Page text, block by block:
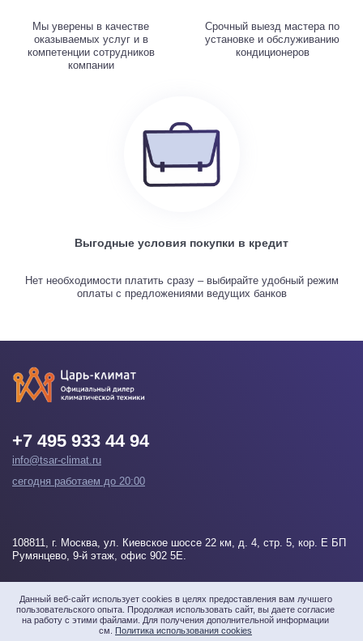
Данный веб-сайт использует cookies в целях предоставления вам лучшего
пользовательского опыта. Продолжая использовать сайт, вы даете согласие
на работу с этими файлами. Для получения дополнительной информации
см. Политика использования cookies
Мы уверены в качестве
оказываемых услуг и в
компетенции сотрудников
компании
Срочный выезд мастера по
установке и обслуживанию
кондиционеров
Выгодные условия покупки в кредит
Нет необходимости платить сразу – выбирайте удобный режим
оплаты с предложениями ведущих банков
+7 495 933 44 94
info@tsar-climat.ru
сегодня работаем до 20:00
108811, г. Москва, ул. Киевское шоссе 22 км, д. 4, стр. 5, кор. Е БП
Румянцево, 9-й этаж, офис 902 5Е.
Напишите нам